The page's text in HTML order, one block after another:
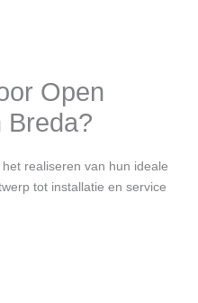
Open
Breda?
realiseren van hun ideale
tot installatie en service